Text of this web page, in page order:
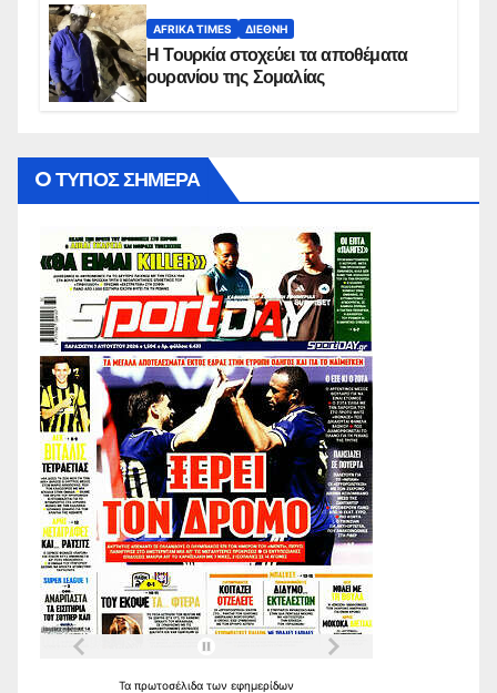
AFRIKA TIMES ΔΙΕΘΝΉ
Η Τουρκία στοχεύει τα αποθέματα
ουρανίου της Σομαλίας
O ΤΥΠΟΣ ΣΗΜΕΡΑ
Τα πρωτοσέλιδα των εφημερίδων